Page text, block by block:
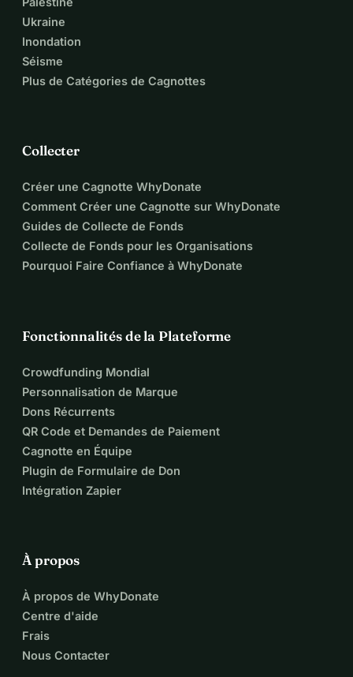
Ukraine
Inondation
Séisme
Plus de Catégories de Cagnottes
Collecter
Créer une Cagnotte WhyDonate
Comment Créer une Cagnotte sur WhyDonate
Guides de Collecte de Fonds
Collecte de Fonds pour les Organisations
Pourquoi Faire Confiance à WhyDonate
Fonctionnalités de la Plateforme
Crowdfunding Mondial
Personnalisation de Marque
Dons Récurrents
QR Code et Demandes de Paiement
Cagnotte en Équipe
Plugin de Formulaire de Don
Intégration Zapier
À propos
À propos de WhyDonate
Centre d'aide
Frais
Nous Contacter